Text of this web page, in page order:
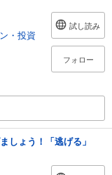
・投資
試し読み
フォロー
しょう！「逃げる」